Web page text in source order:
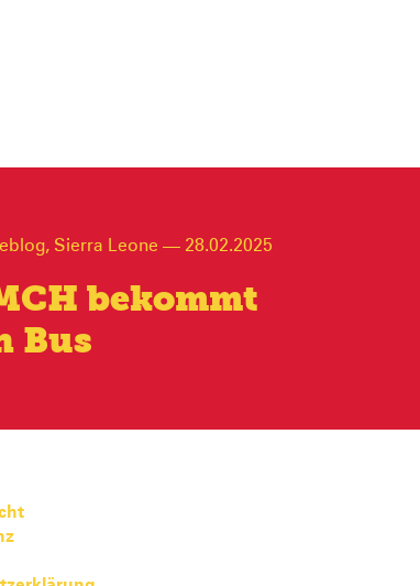
, Sierra Leone — 28.02.2025
bekommt
Bus